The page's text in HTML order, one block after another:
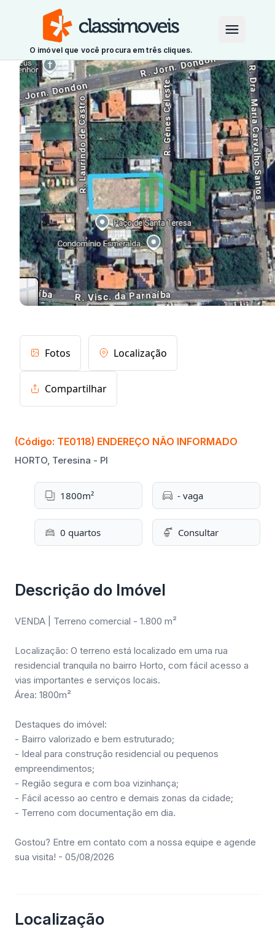
O imóvel que você procura em três cliques.
Fotos Localização
Compartilhar
(Código: TE0118) ENDEREÇO NÃO INFORMADO
HORTO, Teresina - PI
1800m² - vaga
0 quartos Consultar
Descrição do Imóvel
VENDA | Terreno comercial - 1.800 m²
Localização: O terreno está localizado em uma rua
residencial tranquila no bairro Horto, com fácil acesso a
vias importantes e serviços locais.
Área: 1800m²
Destaques do imóvel:
- Bairro valorizado e bem estruturado;
- Ideal para construção residencial ou pequenos
empreendimentos;
- Região segura e com boa vizinhança;
- Fácil acesso ao centro e demais zonas da cidade;
- Terreno com documentação em dia.
Gostou? Entre em contato com a nossa equipe e agende
sua visita! - 05/08/2026
Localização